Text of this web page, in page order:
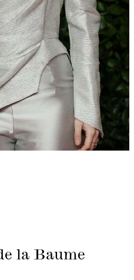
la Baume